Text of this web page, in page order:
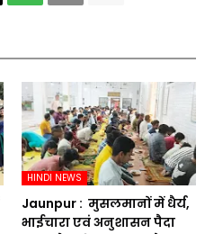
HINDI NEWS
Jaunpur : ​ मुसलमानों में धैर्य,
भाईचारा एवं अनुशासन पैदा